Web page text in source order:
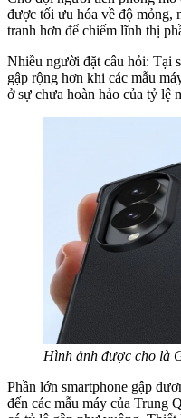
được tối ưu hóa về độ mỏng,
tranh hơn để chiếm lĩnh thị
Nhiều người đặt câu hỏi: Tại
gập rộng hơn khi các mẫu
ở sự chưa hoàn hảo của tỷ lệ
Hình ảnh được cho là
Phần lớn smartphone gập
đến các mẫu máy của Trung